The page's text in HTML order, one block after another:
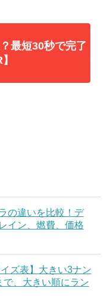
最短30秒で完了
の違いを比較！デ
イン、燃費、価格
ズ表】大きい3ナン
、大きい順にラン